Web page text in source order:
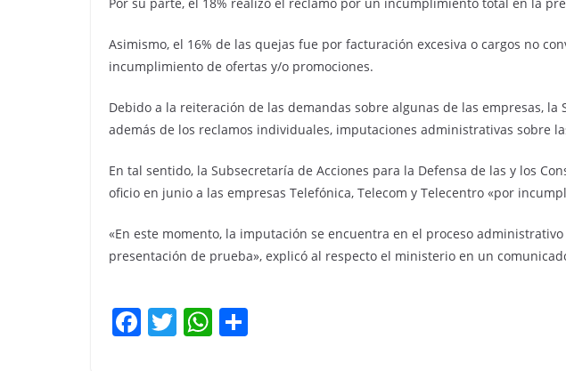
Asimismo, el 16% de las quejas fue por facturación excesiva o cargos no
incumplimiento de ofertas y/o promociones.
Debido a la reiteración de las demandas sobre algunas de las empresas, la
además de los reclamos individuales, imputaciones administrativas sobre
En tal sentido, la Subsecretaría de Acciones para la Defensa de las y los
oficio en junio a las empresas Telefónica, Telecom y Telecentro «por
«En este momento, la imputación se encuentra en el proceso
presentación de prueba», explicó al respecto el ministerio en un
F T W